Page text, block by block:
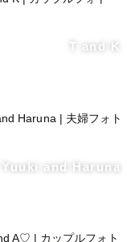
T and K
Yuuki and Haruna